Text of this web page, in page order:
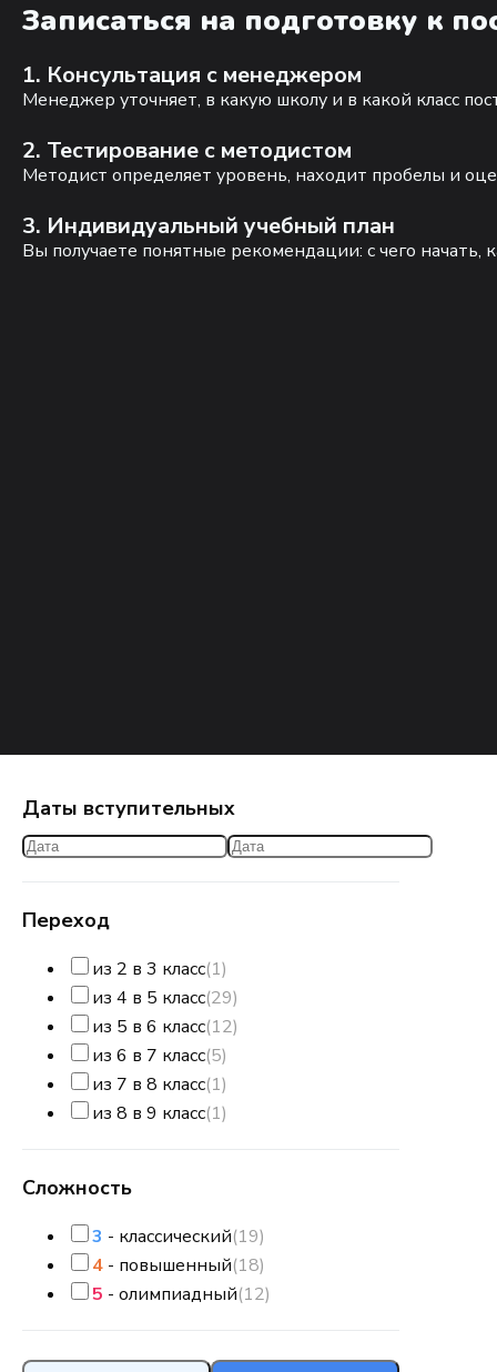
Записаться на подготовку к
1. Консультация с менеджером
Менеджер уточняет, в какую школу и в какой класс
2. Тестирование с методистом
Методист определяет уровень, находит пробелы и
3. Индивидуальный учебный план
Вы получаете понятные рекомендации: с чего начать,
Даты вступительных
Переход
из 2 в 3 класс(1)
из 4 в 5 класс(29)
из 5 в 6 класс(12)
из 6 в 7 класс(5)
из 7 в 8 класс(1)
из 8 в 9 класс(1)
Сложность
3 - классический(19)
4 - повышенный(18)
5 - олимпиадный(12)